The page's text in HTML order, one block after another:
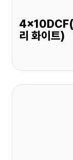
4x10DCF(
리 화이트)